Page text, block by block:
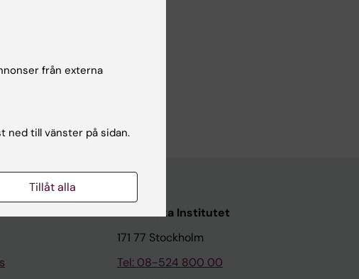
Karolinska Institutet
171 77 Stockholm
Tel: 08-524 800 00
från externa
ned till vänster på sidan.
Tillåt alla